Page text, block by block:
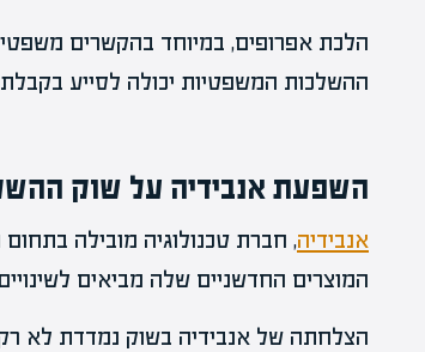
הלכת אפרופים, במיוחד בהקשרים
ההשלכות המשפטיות יכולה לסייע
השפעת אנבידיה על שוק
אנבידיה, חברת טכנולוגיה מובילה
המוצרים החדשניים שלה מביאים
הצלחתה של אנבידיה בשוק נמדדת לא